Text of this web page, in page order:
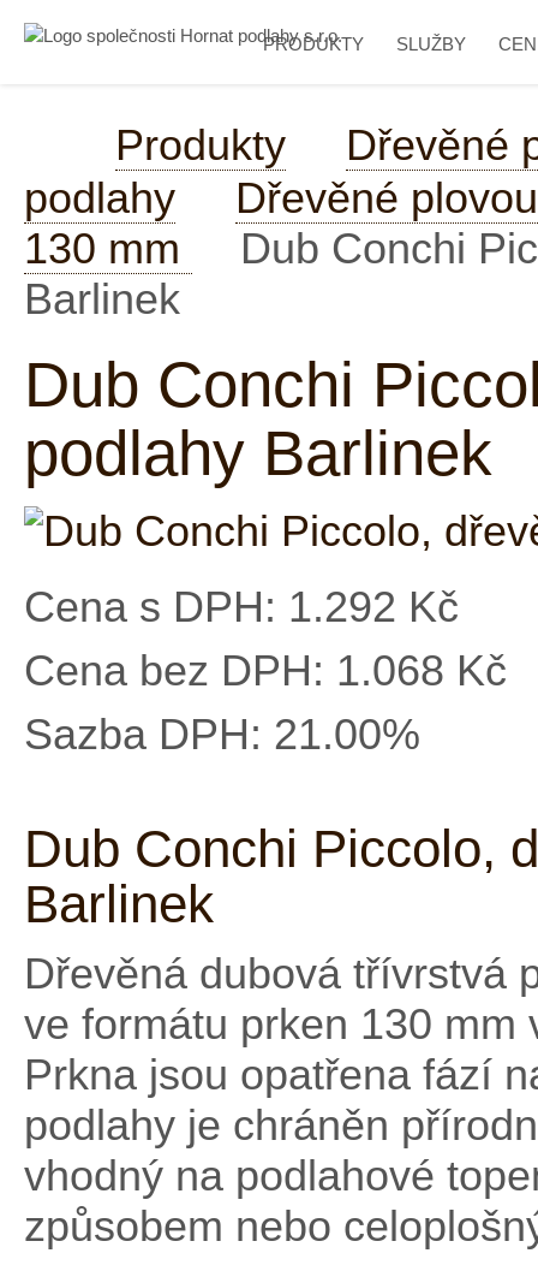
PRODUKTY SLUŽBY
Produkty
Dřevěné
podlahy
Dřevěné
130 mm
Dub Conchi
Barlinek
Dub Conchi
podlahy Barlinek
Cena s DPH: 1.292 Kč
Cena bez DPH: 1.068 Kč
Sazba DPH: 21.00%
Dub Conchi Piccolo,
Barlinek
Dřevěná dubová třívrstvá
ve formátu prken 130
Prkna jsou opatřena fází
podlahy je chráněn
vhodný na podlahové
způsobem nebo